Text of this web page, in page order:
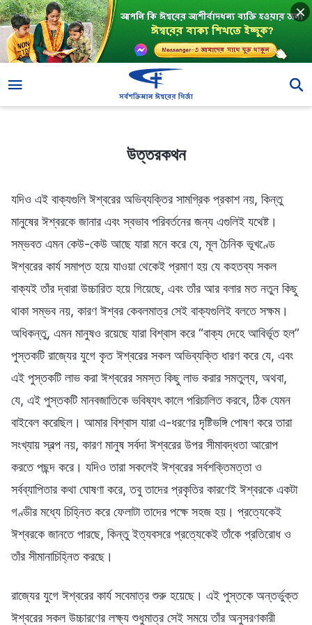
উত্তরকথন
যদিও এই বাক্যগুলি ঈশ্বরের অভিব্যক্তির সামগ্রিক প্রকাশ নয়, কিন্তু
মানুষের ঈশ্বরকে জানার এবং স্বভাব পরিবর্তনের জন্য এগুলিই যথেষ্ট।
সম্ভবত এমন কেউ-কেউ আছে যারা মনে করে যে, মূল চৈনিক ভূখণ্ডে
ঈশ্বরের কার্য সমাপ্ত হয়ে যাওয়া থেকেই প্রমাণ হয় যে কহতব্য সকল
বাক্যই তাঁর দ্বারা উচ্চারিত হয়ে গিয়েছে, এবং তাঁর আর বলার মত নতুন কিছু
থাকা সম্ভব নয়, কারণ ঈশ্বর কেবলমাত্র সেই বাক্যগুলিই বলতে সক্ষম।
অধিকন্তু, এমন মানুষও রয়েছে যারা বিশ্বাস করে “বাক্য দেহে আবির্ভূত হল”
পুস্তকটি রাজ্যের যুগে কৃত ঈশ্বরের সকল অভিব্যক্তি ধারণ করে যে, এবং
এই পুস্তকটি লাভ করা ঈশ্বরের সমস্ত কিছু লাভ করার সমতুল্য, অথবা,
যে, এই পুস্তকটি মানবজাতিকে ভবিষ্যৎ কালে পরিচালিত করবে, ঠিক যেমন
বাইবেল করেছিল। আমার বিশ্বাস যারা এ-ধরণের দৃষ্টিভঙ্গি পোষণ করে তারা
সংখ্যায় স্বল্প নয়, কারণ মানুষ সর্বদা ঈশ্বরের উপর সীমাবদ্ধতা আরোপ
করতে পছন্দ করে। যদিও তারা সকলেই ঈশ্বরের সর্বশক্তিমত্তা ও
সর্বব্যাপিতার কথা ঘোষণা করে, তবু তাদের প্রকৃতির কারণেই ঈশ্বরকে একটা
গণ্ডীর মধ্যে চিহ্নিত করে ফেলাটা তাদের পক্ষে সহজ হয়। প্রত্যেকেই
ঈশ্বরকে জানতে পারছে, কিন্তু ইত্যবসরে প্রত্যেকেই তাঁকে প্রতিরোধ ও
তাঁর সীমানাচিহ্নিত করছে।
রাজ্যের যুগে ঈশ্বরের কার্য সবেমাত্র শুরু হয়েছে। এই পুস্তকে অন্তর্ভুক্ত
ঈশ্বরের সকল উচ্চারণের লক্ষ্য শুধুমাত্র সেই সময়ে তাঁর অনুসরণকারী